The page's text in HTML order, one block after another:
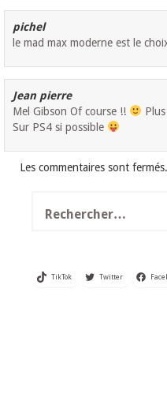
pichel
le mad max moderne est le
Jean pierre
Mel Gibson Of course !!
Sur PS4 si possible
Les commentaires sont fermés.
TikTok Twitter